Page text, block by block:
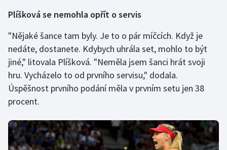
Plíšková se nemohla opřít o servis
"Nějaké šance tam byly. Je to o pár míčcích. Když je
nedáte, dostanete. Kdybych uhrála set, mohlo to být
jiné," litovala Plíšková. "Neměla jsem šanci hrát svoji
hru. Vycházelo to od prvního servisu," dodala.
Úspěšnost prvního podání měla v prvním setu jen 38
procent.